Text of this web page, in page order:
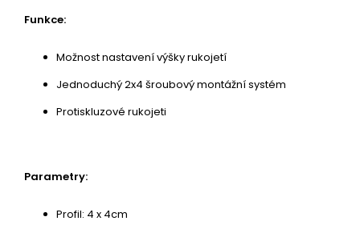
Funkce:
Možnost nastavení výšky rukojetí
Jednoduchý 2x4 šroubový montážní systém
Protiskluzové rukojeti
Parametry:
Profil: 4 x 4cm